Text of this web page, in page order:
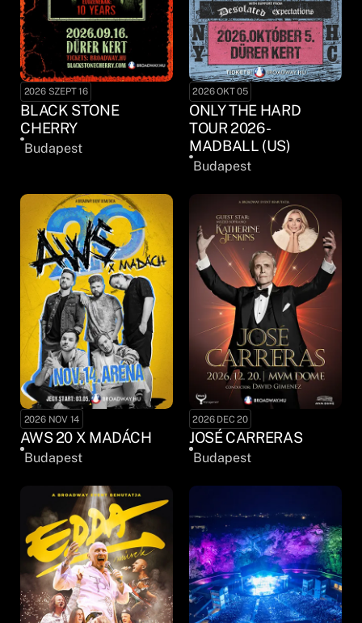
2026 SZEPT 16
BLACK STONE
CHERRY
Budapest
2026 OKT 05
ONLY THE HARD
TOUR 2026 -
MADBALL (US)
Budapest
2026 NOV 14
AWS 20 X MADÁCH
Budapest
2026 DEC 20
JOSÉ CARRERAS
Budapest